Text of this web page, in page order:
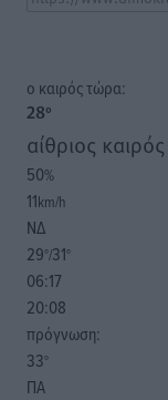
o καιρός τώρα:
28°
αίθριος καιρός
50%
11km/h
ΝΔ
29°/31°
06:17
20:08
πρόγνωση:
33°
ΠΑ